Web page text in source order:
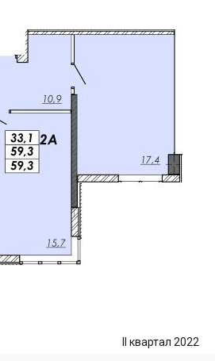
II квартал 2022